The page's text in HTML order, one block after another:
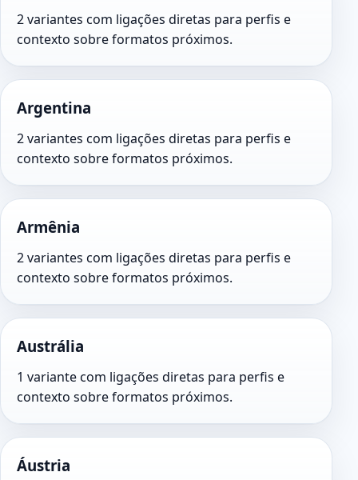
2 variantes com ligações diretas para perfis e
contexto sobre formatos próximos.
Argentina
2 variantes com ligações diretas para perfis e
contexto sobre formatos próximos.
Armênia
2 variantes com ligações diretas para perfis e
contexto sobre formatos próximos.
Austrália
1 variante com ligações diretas para perfis e
contexto sobre formatos próximos.
Áustria